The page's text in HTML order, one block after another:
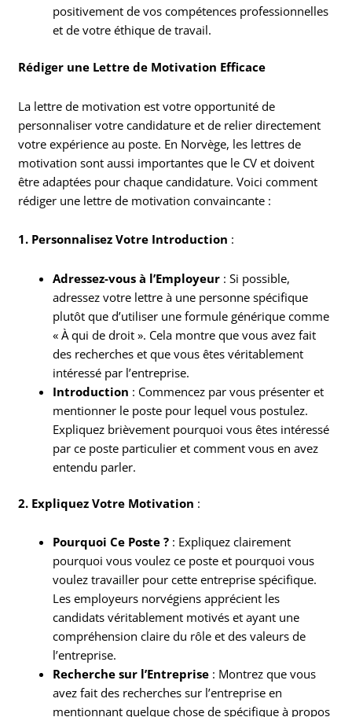
positivement de vos compétences professionnelles
et de votre éthique de travail.
Rédiger une Lettre de Motivation Efficace
La lettre de motivation est votre opportunité de
personnaliser votre candidature et de relier directement
votre expérience au poste. En Norvège, les lettres de
motivation sont aussi importantes que le CV et doivent
être adaptées pour chaque candidature. Voici comment
rédiger une lettre de motivation convaincante :
1. Personnalisez Votre Introduction :
Adressez-vous à l’Employeur : Si possible,
adressez votre lettre à une personne spécifique
plutôt que d’utiliser une formule générique comme
« À qui de droit ». Cela montre que vous avez fait
des recherches et que vous êtes véritablement
intéressé par l’entreprise.
Introduction : Commencez par vous présenter et
mentionner le poste pour lequel vous postulez.
Expliquez brièvement pourquoi vous êtes intéressé
par ce poste particulier et comment vous en avez
entendu parler.
2. Expliquez Votre Motivation :
Pourquoi Ce Poste ? : Expliquez clairement
pourquoi vous voulez ce poste et pourquoi vous
voulez travailler pour cette entreprise spécifique.
Les employeurs norvégiens apprécient les
candidats véritablement motivés et ayant une
compréhension claire du rôle et des valeurs de
l’entreprise.
Recherche sur l’Entreprise : Montrez que vous
avez fait des recherches sur l’entreprise en
mentionnant quelque chose de spécifique à propos